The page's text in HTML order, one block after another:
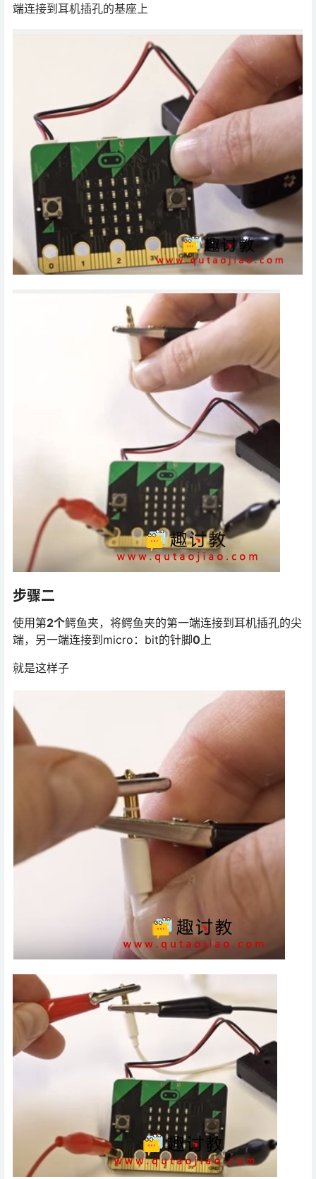
端连接到耳机插孔的基座上
步骤二
使用第2个鳄鱼夹，将鳄鱼夹的第一端连接到耳机插孔的尖
端，另一端连接到micro：bit的针脚0 上
就是这样子